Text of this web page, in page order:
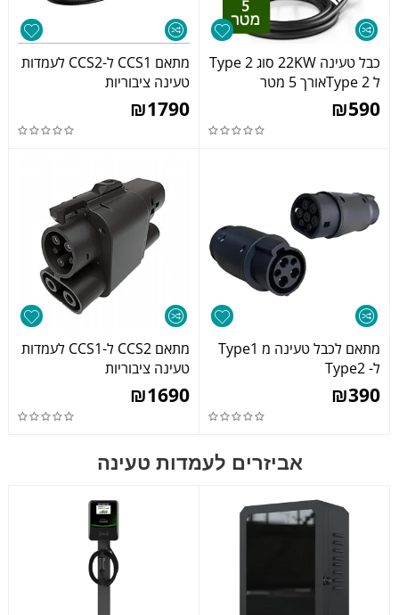
כבל טעינה 22KW סוג Type 2
ל Type 2אורך 5 מטר
₪590
מתאם CCS1 ל-CCS2 לעמדות
טעינה ציבוריות
₪1790
מתאם לכבל טעינה מ Type1
ל- Type2
₪390
מתאם CCS2 ל-CCS1 לעמדות
טעינה ציבוריות
₪1690
אביזרים לעמדות טעינה